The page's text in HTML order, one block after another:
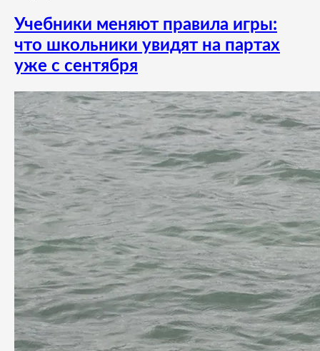
Учебники меняют правила игры:
что школьники увидят на партах
уже с сентября